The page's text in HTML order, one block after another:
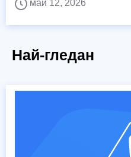
май 12, 2026
Най-гледан